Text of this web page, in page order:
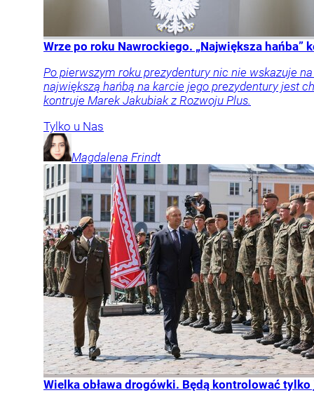
Wrze po roku Nawrockiego. „Największa hańba”
Po pierwszym roku prezydentury nic nie wskazuje
największą hańbą na karcie jego prezydentury jest
kontruje Marek Jakubiak z Rozwoju Plus.
Tylko u Nas
Magdalena Frindt
Wielka obława drogówki. Będą kontrolować tylko